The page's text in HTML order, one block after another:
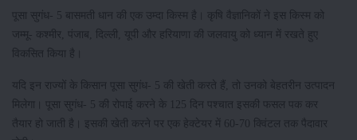
पूसा सुगंध- 5 बासमती धान की एक उम्दा किस्म है। कृषि वैज्ञानिकों ने इस किस्म को
जम्मू- कश्मीर, पंजाब, दिल्ली, यूपी और हरियाणा की जलवायु को ध्यान में रखते हुए
विकसित किया है।
यदि इन राज्यों के किसान पूसा सुगंध- 5 की खेती करते हैं, तो उनको बेहतरीन उत्पादन
मिलेगा। पूसा सुगंध- 5 की रोपाई करने के 125 दिन पश्चात इसकी फसल पक कर
तैयार हो जाती है। इसकी खेती करने पर एक हेक्टेयर में 60-70 क्विंटल तक पैदावार